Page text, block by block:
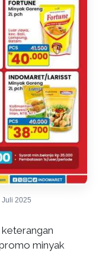
Juli 2025
minyak